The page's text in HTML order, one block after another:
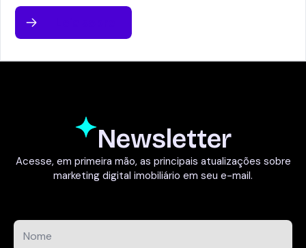
Newsletter
Acesse, em primeira mão, as principais atualizações sobre
marketing digital imobiliário em seu e-mail.
Nome